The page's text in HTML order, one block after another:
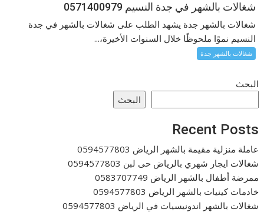
شغالات بالشهر في جدة النسيم 0571400979
شغالات بالشهر جدة يشهد الطلب على شغالات بالشهر في جدة
النسيم نموًا ملحوظًا خلال السنوات الأخيرة،...
شغالات بالشهر جدة
البحث
البحث
Recent Posts
عاملة منزلية مقيمة بالشهر الرياض 0594577803
شغالات ايجار شهري بالرياض حى لبن 0594577803
ممرضة أطفال بالشهر الرياض 0583707749
خادمات كينيات بالشهر الرياض 0594577803
شغالات بالشهر اندونيسيات في الرياض 0594577803